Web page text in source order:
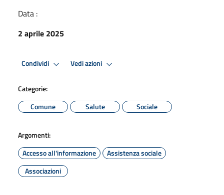
Data :
2 aprile 2025
Condividi Vedi azioni
Categorie:
Comune
Salute Sociale
Argomenti:
Accesso all'informazione
Assistenza sociale
Associazioni